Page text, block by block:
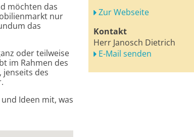
möchten das
nur
das
oder teilweise
im Rahmen des
jenseits des
Ideen mit, was
Zur Webseite
Kontakt
Herr Janosch Dietrich
E-Mail senden